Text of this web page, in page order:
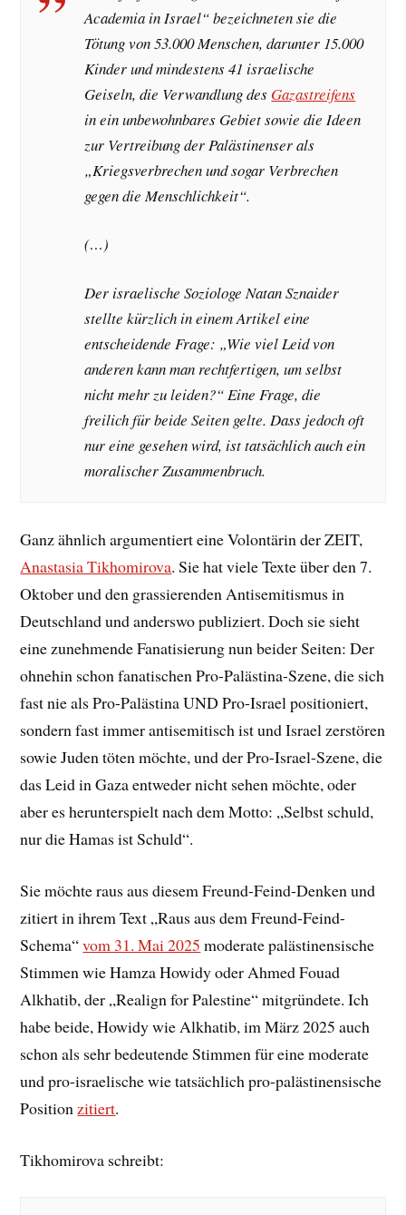
Academia in Israel“ bezeichneten sie die
Tötung von 53.000 Menschen, darunter 15.000
Kinder und mindestens 41 israelische
Geiseln, die Verwandlung des Gazastreifens
in ein unbewohnbares Gebiet sowie die Ideen
zur Vertreibung der Palästinenser als
„Kriegsverbrechen und sogar Verbrechen
gegen die Menschlichkeit“.
(…)
Der israelische Soziologe Natan Sznaider
stellte kürzlich in einem Artikel eine
entscheidende Frage: „Wie viel Leid von
anderen kann man rechtfertigen, um selbst
nicht mehr zu leiden?“ Eine Frage, die
freilich für beide Seiten gelte. Dass jedoch oft
nur eine gesehen wird, ist tatsächlich auch ein
moralischer Zusammenbruch.
Ganz ähnlich argumentiert eine Volontärin der ZEIT,
Anastasia Tikhomirova. Sie hat viele Texte über den 7.
Oktober und den grassierenden Antisemitismus in
Deutschland und anderswo publiziert. Doch sie sieht
eine zunehmende Fanatisierung nun beider Seiten: Der
ohnehin schon fanatischen Pro-Palästina-Szene, die sich
fast nie als Pro-Palästina UND Pro-Israel positioniert,
sondern fast immer antisemitisch ist und Israel zerstören
sowie Juden töten möchte, und der Pro-Israel-Szene, die
das Leid in Gaza entweder nicht sehen möchte, oder
aber es herunterspielt nach dem Motto: „Selbst schuld,
nur die Hamas ist Schuld“.
Sie möchte raus aus diesem Freund-Feind-Denken und
zitiert in ihrem Text „Raus aus dem Freund-Feind-
Schema“vom 31. Mai 2025 moderate palästinensische
Stimmen wie Hamza Howidy oder Ahmed Fouad
Alkhatib, der „Realign for Palestine“ mitgründete. Ich
habe beide, Howidy wie Alkhatib, im März 2025 auch
schon als sehr bedeutende Stimmen für eine moderate
und pro-israelische wie tatsächlich pro-palästinensische
Positionzitiert.
Tikhomirova schreibt: